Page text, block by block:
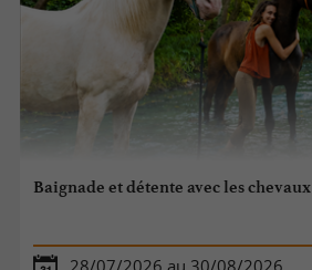
Baignade et détente avec les chevaux